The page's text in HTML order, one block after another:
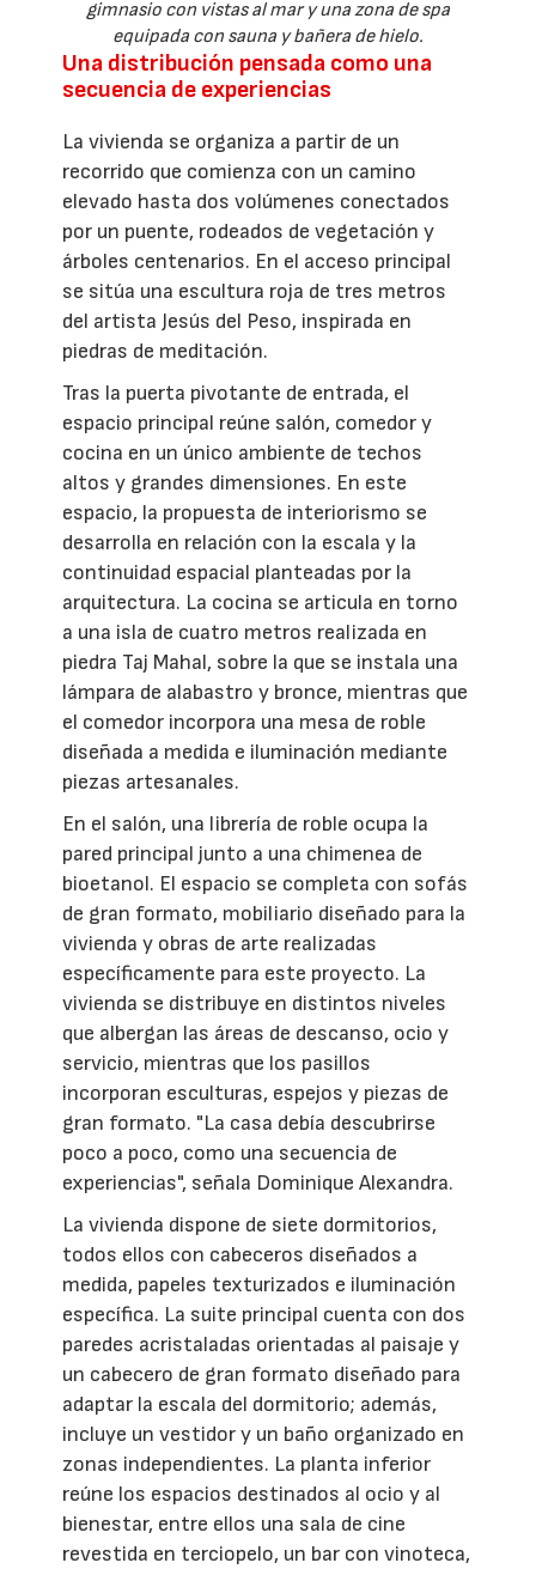
gimnasio con vistas al mar y una zona de spa
equipada con sauna y bañera de hielo.
Una distribución pensada como una
secuencia de experiencias
La vivienda se organiza a partir de un
recorrido que comienza con un camino
elevado hasta dos volúmenes conectados
por un puente, rodeados de vegetación y
árboles centenarios. En el acceso principal
se sitúa una escultura roja de tres metros
del artista Jesús del Peso, inspirada en
piedras de meditación.
Tras la puerta pivotante de entrada, el
espacio principal reúne salón, comedor y
cocina en un único ambiente de techos
altos y grandes dimensiones. En este
espacio, la propuesta de interiorismo se
desarrolla en relación con la escala y la
continuidad espacial planteadas por la
arquitectura. La cocina se articula en torno
a una isla de cuatro metros realizada en
piedra Taj Mahal, sobre la que se instala una
lámpara de alabastro y bronce, mientras que
el comedor incorpora una mesa de roble
diseñada a medida e iluminación mediante
piezas artesanales.
En el salón, una librería de roble ocupa la
pared principal junto a una chimenea de
bioetanol. El espacio se completa con sofás
de gran formato, mobiliario diseñado para la
vivienda y obras de arte realizadas
específicamente para este proyecto. La
vivienda se distribuye en distintos niveles
que albergan las áreas de descanso, ocio y
servicio, mientras que los pasillos
incorporan esculturas, espejos y piezas de
gran formato. "La casa debía descubrirse
poco a poco, como una secuencia de
experiencias", señala Dominique Alexandra.
La vivienda dispone de siete dormitorios,
todos ellos con cabeceros diseñados a
medida, papeles texturizados e iluminación
específica. La suite principal cuenta con dos
paredes acristaladas orientadas al paisaje y
un cabecero de gran formato diseñado para
adaptar la escala del dormitorio; además,
incluye un vestidor y un baño organizado en
zonas independientes. La planta inferior
reúne los espacios destinados al ocio y al
bienestar, entre ellos una sala de cine
revestida en terciopelo, un bar con vinoteca,